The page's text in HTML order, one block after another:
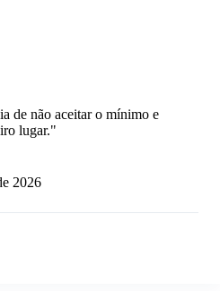
de não aceitar o mínimo e
lugar."
2026